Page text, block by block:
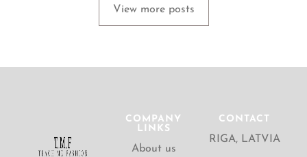
View more posts
COMPANY
LINKS
About us
CONTACT
RIGA, LATVIA